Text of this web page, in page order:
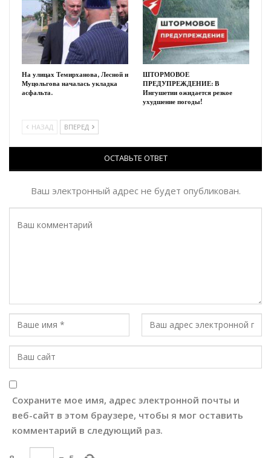
На улицах Темирханова, Лесной и
Муцольгова началась укладка
асфальта.
ШТОРМОВОЕ
ПРЕДУПРЕЖДЕНИЕ: В
Ингушетии ожидается резкое
ухудшение погоды!
НАЗАД ВПЕРЕД
ОСТАВЬТЕ ОТВЕТ
Ваш электронный адрес не будет опубликован.
Сохраните мое имя, адрес электронной почты и
веб-сайт в этом браузере, чтобы я мог оставить
комментарий в следующий раз.